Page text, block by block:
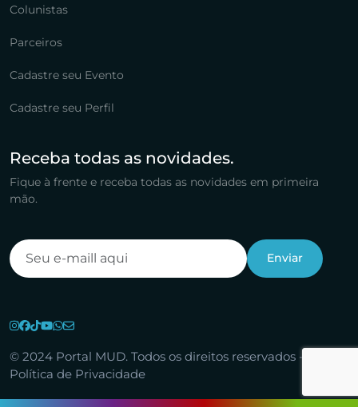
Colunistas
Parceiros
Cadastre seu Evento
Cadastre seu Perfil
Receba todas as novidades.
Fique à frente e receba todas as novidades em primeira
mão.
© 2024 Portal MUD. Todos os direitos reservados -
Política de Privacidade